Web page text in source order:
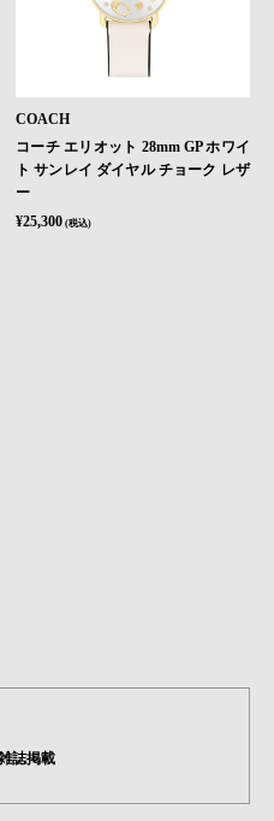
COACH
コーチ エリオット 28mm GP ホワイ
ト サンレイ ダイヤル チョーク レザ
ー
¥25,300 (税込)
誌掲載